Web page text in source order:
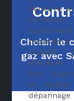
démarre
contactez
réparateur
qualifié
bon
et
dépannage
Choisir le
gaz avec